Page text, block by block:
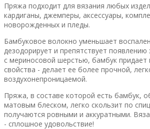
Пряжа подходит для вязания любых
кардиганы, джемперы, аксессуары,
новорожденных и пледы.
Бамбуковое волокно уменьшает
дезодорирует и препятствует
с мериносовой шерстью, бамбук
свойства - делает ее более прочной,
воздухонепроницаемой.
Пряжа, в составе которой есть бамбук,
матовым блеском, легко скользит по
получаются ровными и аккуратными.
- сплошное удовольствие!